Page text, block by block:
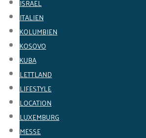
ISRAEL
ITALIEN
KOLUMBIEN
KOSOVO
KUBA
LETTLAND
LIFESTYLE
LOCATION
LUXEMBURG
MESSE